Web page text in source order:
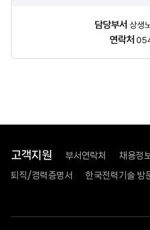
담당부서 상생
연락처
고객지원 부서연락처 채용정
퇴직/경력증명서 한국전력기술 방